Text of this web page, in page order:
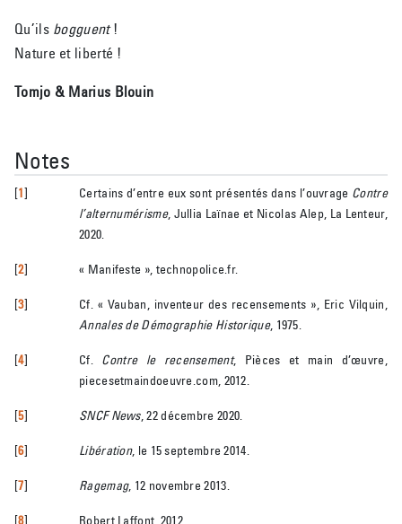
Qu’ils bogguent!
Nature et liberté !
Tomjo & Marius Blouin
Notes
[1] Certains d’entre eux sont présentés dans l’ouvrage Contre
l’alternumérisme, Jullia Laïnae et Nicolas Alep, La Lenteur,
2020.
[2] « Manifeste », technopolice.fr.
[3]
Cf. « Vauban, inventeur des recensements », Eric Vilquin,
Annales de Démographie Historique, 1975.
[4] Cf. Contre le recensement, Pièces et main d’œuvre,
piecesetmaindoeuvre.com, 2012.
[5] SNCF News, 22 décembre 2020.
[6] Libération, le 15 septembre 2014.
[7] Ragemag, 12 novembre 2013.
[8] Robert Laffont, 2012.